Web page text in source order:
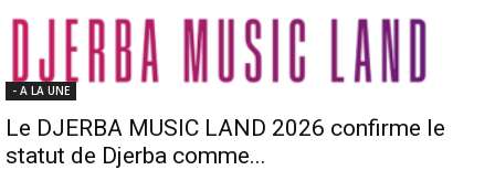
- A LA UNE
Le DJERBA MUSIC LAND 2026 confirme le
statut de Djerba comme...